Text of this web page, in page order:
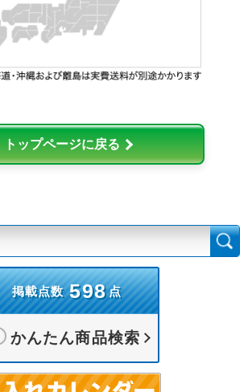
トップページに戻る
掲載点数 598点
かんたん商品検索